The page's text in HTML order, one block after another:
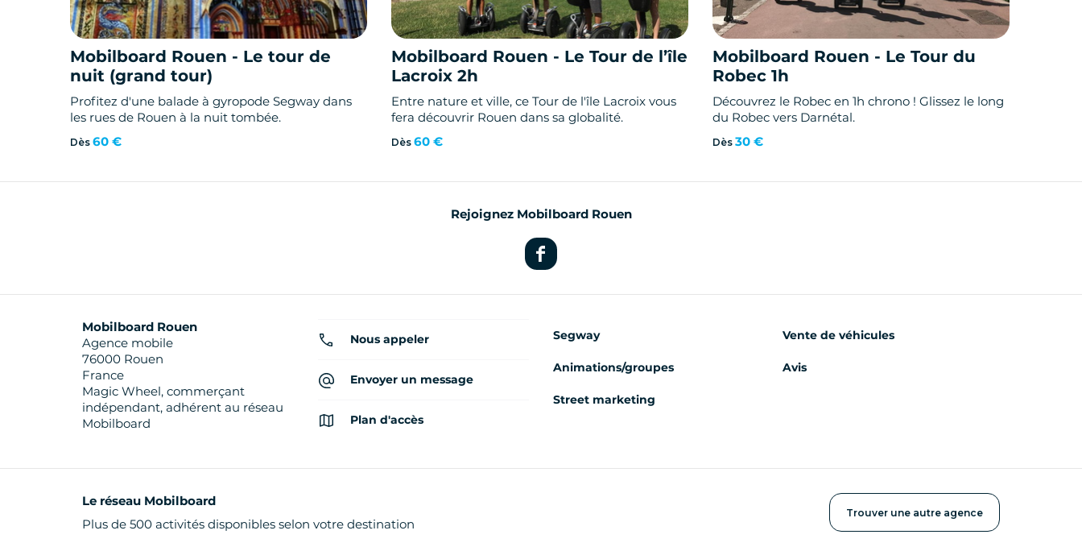
Mobilboard Rouen - Le tour de
nuit (grand tour)
Profitez d'une balade à gyropode Segway dans
les rues de Rouen à la nuit tombée.
Dès 60 €
Mobilboard Rouen - Le Tour de l’île
Lacroix 2h
Entre nature et ville, ce Tour de l'île Lacroix vous
fera découvrir Rouen dans sa globalité.
Dès60 €
Mobilboard Rouen - Le Tour du
Robec 1h
Découvrez le Robec en 1h chrono ! Glissez le long
du Robec vers Darnétal.
Dès30 €
Rejoignez Mobilboard Rouen
Mobilboard Rouen
Agence mobile
76000 Rouen
France
Magic Wheel, commerçant
indépendant, adhérent au réseau
Mobilboard
Nous appeler
Envoyer un message
Plan d'accès
Segway
Animations/groupes
Street marketing
Vente de véhicules
Avis
Le réseau Mobilboard
Plus de 500 activités disponibles selon votre destination
Trouver une autre agence